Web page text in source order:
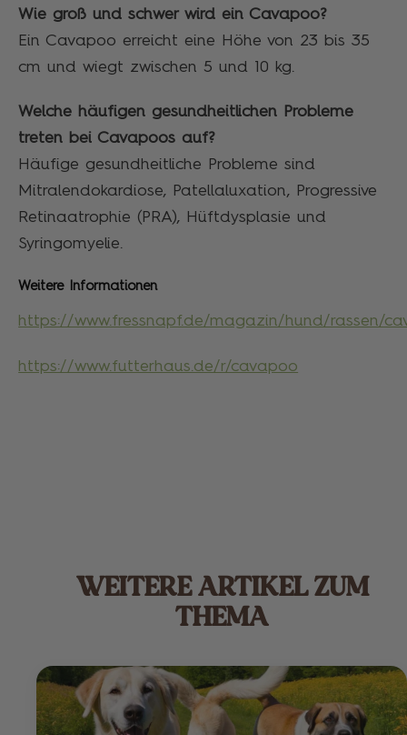
Wie groß und schwer wird ein Cavapoo?
Ein Cavapoo erreicht eine Höhe von 23 bis 35
cm und wiegt zwischen 5 und 10 kg.
Welche häufigen gesundheitlichen Probleme
treten bei Cavapoos auf?
Häufige gesundheitliche Probleme sind
Mitralendokardiose, Patellaluxation, Progressive
Retinaatrophie (PRA), Hüftdysplasie und
Syringomyelie.
Weitere Informationen
https://www.fressnapf.de/magazin/hund/rassen/
https://www.futterhaus.de/r/cavapoo
WEITERE ARTIKEL ZUM
THEMA